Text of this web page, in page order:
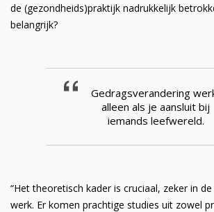
de (gezondheids)praktijk nadrukkelijk
belangrijk?
Gedragsverandering
alleen als je aansluit bij
iemands leefwereld.
“Het theoretisch kader is cruciaal, zeker in
werk. Er komen prachtige studies uit zowel